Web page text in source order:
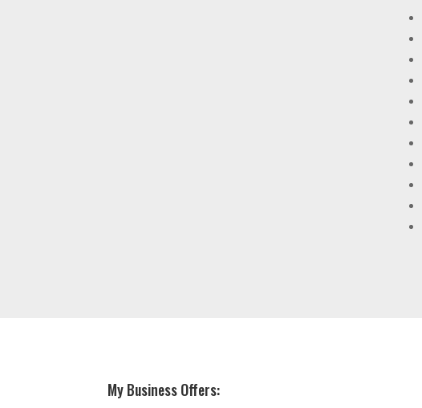
My Business Offers: